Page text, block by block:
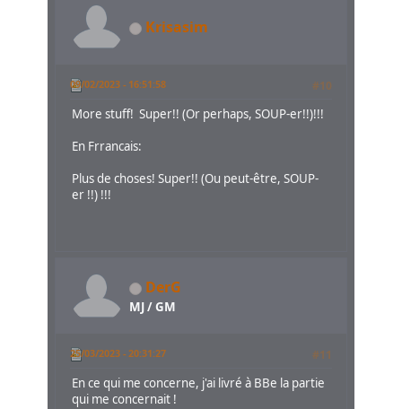
Krisasim
09/02/2023 - 16:51:58 #10
More stuff! Super!! (Or perhaps, SOUP-er!!)!!!
En Frrancais:
Plus de choses! Super!! (Ou peut-être, SOUP-
er !!) !!!
DerG
MJ / GM
25/03/2023 - 20:31:27 #11
En ce qui me concerne, j'ai livré à BBe la partie
qui me concernait !